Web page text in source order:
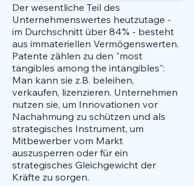
Der wesentliche Teil des
Unternehmenswertes heutzutage -
im Durchschnitt über 84% - besteht
aus immateriellen Vermögenswerten.
Patente zählen zu den "most
tangibles among the intangibles":
Man kann sie z.B. beleihen,
verkaufen, lizenzieren. Unternehmen
nutzen sie, um Innovationen vor
Nachahmung zu schützen und als
strategisches Instrument, um
Mitbewerber vom Markt
auszusperren oder für ein
strategisches Gleichgewicht der
Kräfte zu sorgen.